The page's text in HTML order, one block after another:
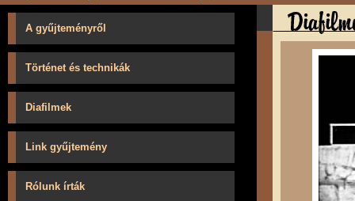
A gyűjteményről
Történet és technikák
Diafilmek
Link gyűjtemény
Rólunk írták